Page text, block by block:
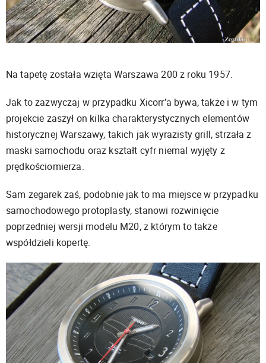
Na tapetę została wzięta Warszawa 200 z roku 1957.
Jak to zazwyczaj w przypadku Xicorr’a bywa, także i w tym
projekcie zaszył on kilka charakterystycznych elementów
historycznej Warszawy, takich jak wyrazisty grill, strzała z
maski samochodu oraz kształt cyfr niemal wyjęty z
prędkościomierza.
Sam zegarek zaś, podobnie jak to ma miejsce w przypadku
samochodowego protoplasty, stanowi rozwinięcie
poprzedniej wersji modelu M20, z którym to także
współdzieli kopertę.